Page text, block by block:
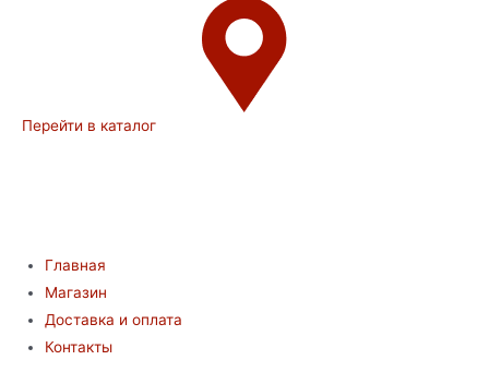
Перейти в каталог
Главная
Магазин
Доставка и оплата
Контакты